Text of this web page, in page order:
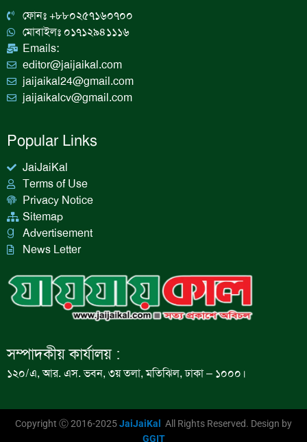
a
m
n
ফোনঃ +৮৮০২৫৭১৬০৭০০
মোবাইলঃ ০১৭১২৯৪১১১৬
Emails:
editor@jaijaikal.com
jaijaikal24@gmail.com
jaijaikalcv@gmail.com
Popular Links
JaiJaiKal
Terms of Use
Privacy Notice
Sitemap
Advertisement
News Letter
সম্পাদকীয় কার্যালয় :
১২০/এ, আর. এস. ভবন, ৩য় তলা, মতিঝিল, ঢাকা – ১০০০।
Copyright Ⓒ 2016-2025JaiJaiKal
All Rights Reserved. Design by
GGIT